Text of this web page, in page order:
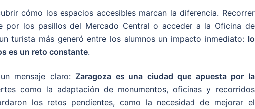
cómo los espacios accesibles marcan la diferencia. Recorrer
por los pasillos del Mercado Central o acceder a la Oficina de
turista más generó entre los alumnos un impacto inmediato: lo
es un reto constante.
mensaje claro: Zaragoza es una ciudad que apuesta por la
como la adaptación de monumentos, oficinas y recorridos
los retos pendientes, como la necesidad de mejorar el